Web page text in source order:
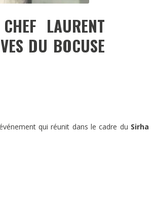
LAURENT
DU BOCUSE
qui réunit dans le cadre du Sirha